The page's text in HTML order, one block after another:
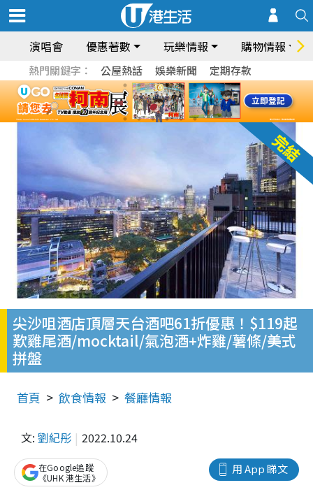
演唱會 優惠著數 玩樂情報 購物情報
熱門關鍵字： 公屋熱話 娛樂新聞 定期存款
尖沙咀酒店頂層天台酒吧61折優惠！$119起
歎雞尾酒/mocktail/氣泡酒+炸雞/薯條/美式
拼盤
首頁 飲食情報 餐廳情報
文: 劉紀彤 2022.10.24
用 App 睇文
在Google追蹤
《UHK 港生活》